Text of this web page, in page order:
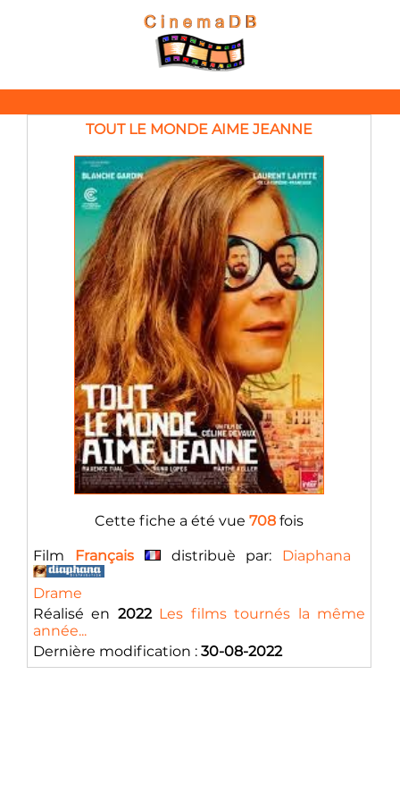
TOUT LE MONDE AIME JEANNE
Cette fiche a été vue 708 fois
Film Français distribuè par: Diaphana
Drame
Réalisé en 2022 Les films tournés la même
année...
Dernière modification : 30-08-2022